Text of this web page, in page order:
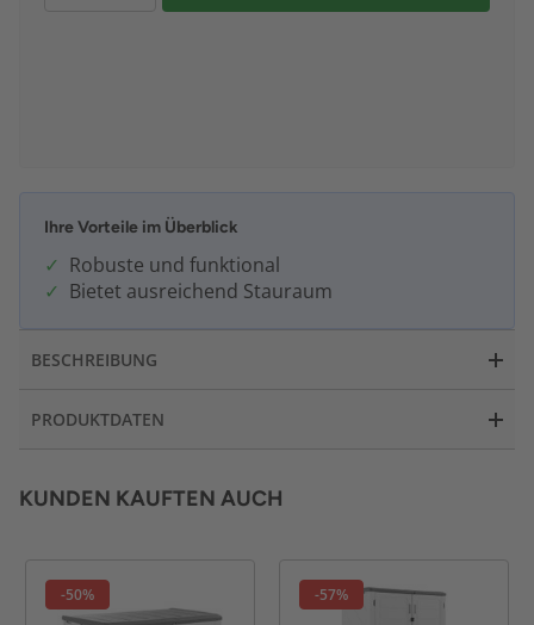
Ihre Vorteile im Überblick
Robuste und funktional
Bietet ausreichend Stauraum
BESCHREIBUNG
PRODUKTDATEN
KUNDEN KAUFTEN AUCH
-50% -57%